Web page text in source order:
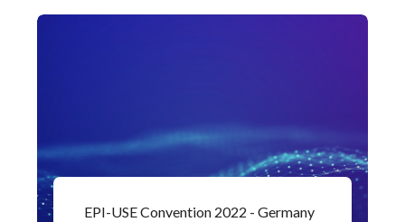
EPI-USE Convention 2022 - Germany